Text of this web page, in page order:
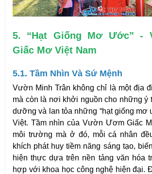
5. “Hạt Giống Mơ Ước” -
Giấc Mơ Việt Nam
5.1. Tầm Nhìn Và Sứ Mệnh
Vườn Minh Trân không chỉ là một địa
mà còn là nơi khởi nguồn cho những ý
dưỡng và lan tỏa những “hạt giống mơ
Việt. Tầm nhìn của Vườn Ươm Giấc
môi trường mà ở đó, mỗi cá nhân
khích phát huy tiềm năng sáng tạo,
hiện thực dựa trên nền tảng văn hóa
hợp với khoa học công nghệ hiện đại.